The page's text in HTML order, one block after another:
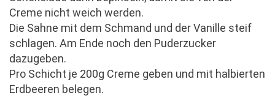
Creme nicht weich werden.
Die Sahne mit dem Schmand und der Vanille steif
schlagen. Am Ende noch den Puderzucker
dazugeben.
Pro Schicht je 200g Creme geben und mit halbierten
Erdbeeren belegen.